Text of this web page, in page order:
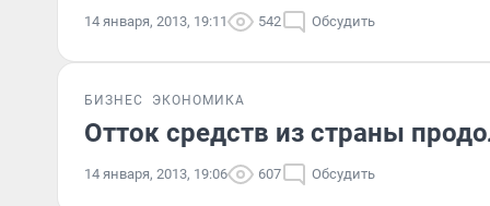
14 января, 2013, 19:11 542 Обсудить
БИЗНЕС ЭКОНОМИКА
Отток средств из страны
14 января, 2013, 19:06 607 Обсудить